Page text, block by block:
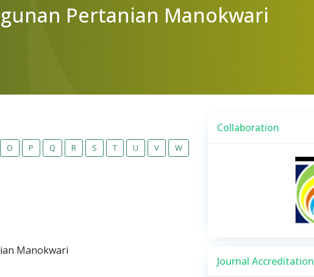
Pertanian Manokwari
O P Q R S T U V
W
Manokwari
Collaboration
Journal Accreditation